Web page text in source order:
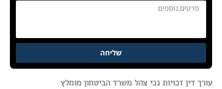
פרטים
שליחה
עורך דין זכויות נכי צהל משרד הביטחון מומלץ